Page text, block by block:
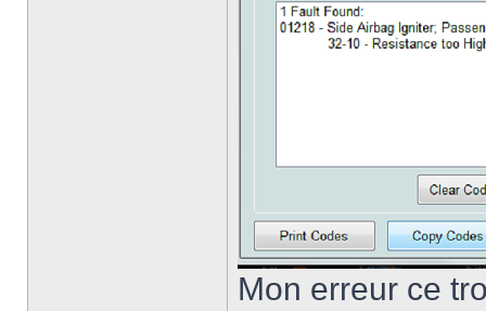
Mon erreur ce